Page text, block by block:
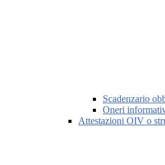
Scadenzario
Oneri
Attestazioni OIV o